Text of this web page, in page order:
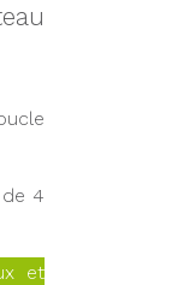
4
et